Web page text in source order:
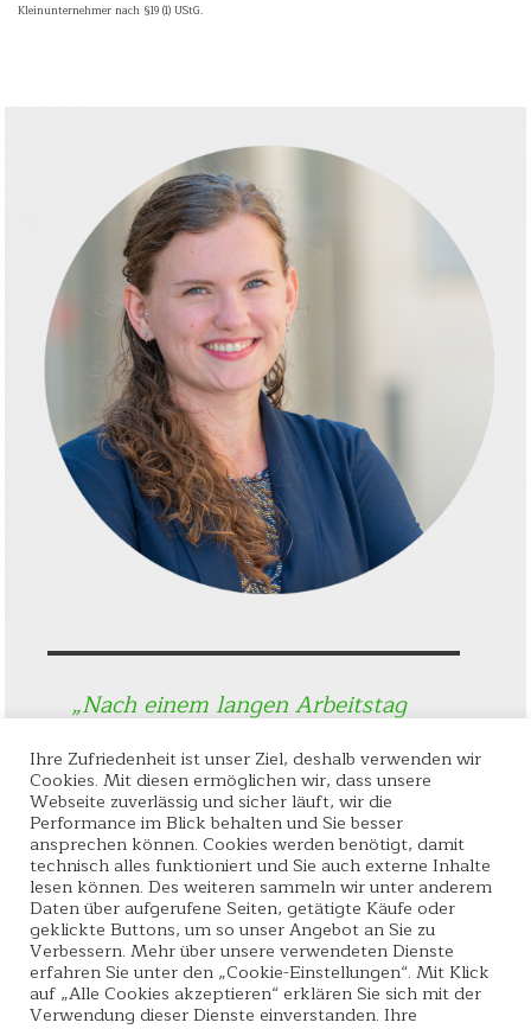
Kleinunternehmer nach §19 (1) UStG.
„Nach einem langen Arbeitstag
Erholung in der Badewanne mit
den sprudelnden und pflegenden
Badebomben von der
Seifensiederei.“
Charlotte S. aus Rudersberg
Ihre Zufriedenheit ist unser Ziel, deshalb verwenden wir
Cookies. Mit diesen ermöglichen wir, dass unsere
Webseite zuverlässig und sicher läuft, wir die
Performance im Blick behalten und Sie besser
ansprechen können. Cookies werden benötigt, damit
technisch alles funktioniert und Sie auch externe Inhalte
lesen können. Des weiteren sammeln wir unter anderem
Daten über aufgerufene Seiten, getätigte Käufe oder
geklickte Buttons, um so unser Angebot an Sie zu
Verbessern. Mehr über unsere verwendeten Dienste
erfahren Sie unter den „Cookie-Einstellungen“. Mit Klick
auf „Alle Cookies akzeptieren“ erklären Sie sich mit der
Verwendung dieser Dienste einverstanden. Ihre